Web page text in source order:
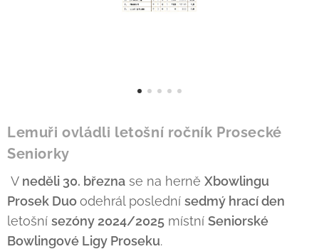
Lemuři ovládli letošní ročník Prosecké
Seniorky
V neděli 30. března se na herně Xbowlingu
Prosek Duoodehrál poslední sedmý hrací den
letošní sezóny 2024/2025 místní Seniorské
Bowlingové Ligy Proseku.